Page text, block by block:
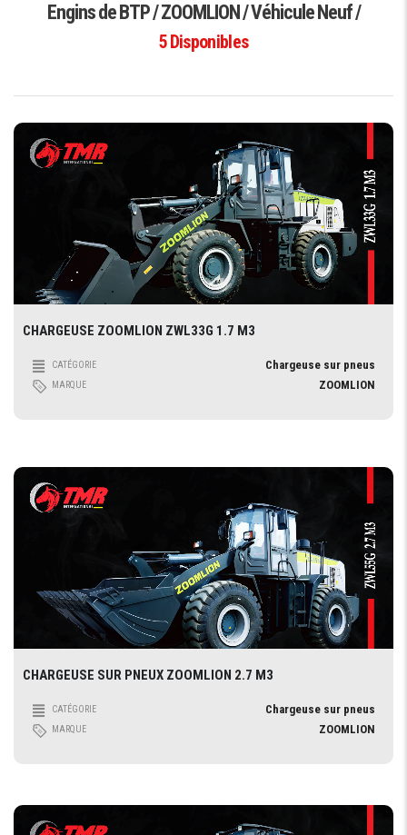
Engins de BTP / ZOOMLION / Véhicule Neuf /
5Disponibles
CHARGEUSE ZOOMLION ZWL33G 1.7 M3
CATÉGORIE Chargeuse sur pneus
MARQUE ZOOMLION
CHARGEUSE SUR PNEUX ZOOMLION 2.7 M3
CATÉGORIE Chargeuse sur pneus
MARQUE ZOOMLION